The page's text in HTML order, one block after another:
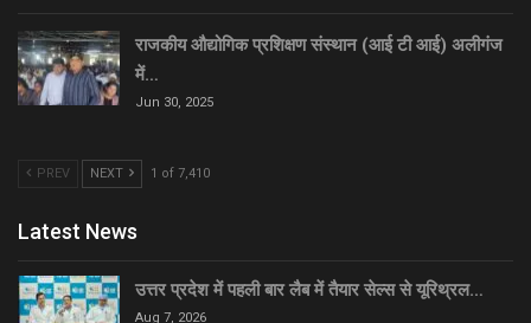
राजकीय औद्योगिक प्रशिक्षण संस्थान (आई टी आई) अलीगंज
में…
Jun 30, 2025
PREV NEXT 1 of 7,410
Latest News
उत्तर प्रदेश में पहली बार लैब में तैयार सेल्स से यूरिथ्रल…
Aug 7, 2026